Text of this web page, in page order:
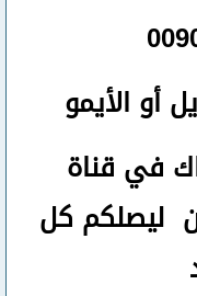
أو الأيمو
في قناة
ليصلكم كل